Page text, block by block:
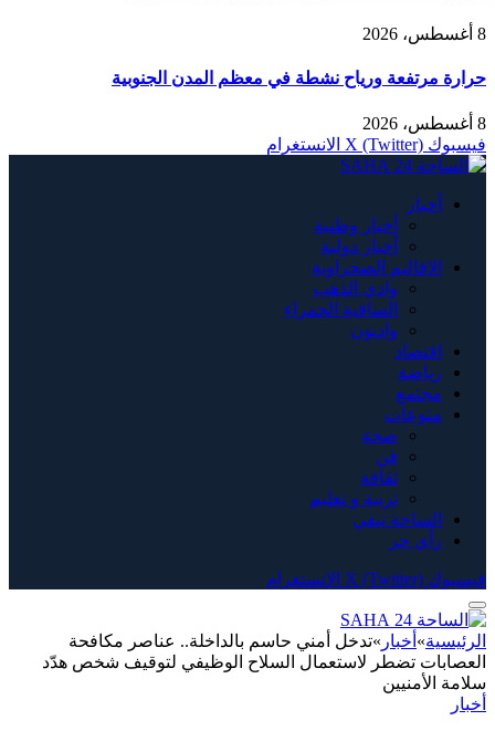
8 أغسطس، 2026
حرارة مرتفعة ورياح نشطة في معظم المدن الجنوبية
8 أغسطس، 2026
فيسبوك X (Twitter) الانستغرام
أخبار
أخبار وطنية
أخبار دولية
الاقاليم الصحراوية
وادي الذهب
الساقية الحمراء
وادنون
اقتصاد
رياضة
مجتمع
منوعات
صحة
فن
ثقافة
تربية و تعليم
الساحة تيفي
رأي حر
فيسبوك X (Twitter) الانستغرام
الرئيسية» أخبار »تدخل أمني حاسم بالداخلة.. عناصر مكافحة
العصابات تضطر لاستعمال السلاح الوظيفي لتوقيف شخص هدّد
سلامة الأمنيين
أخبار